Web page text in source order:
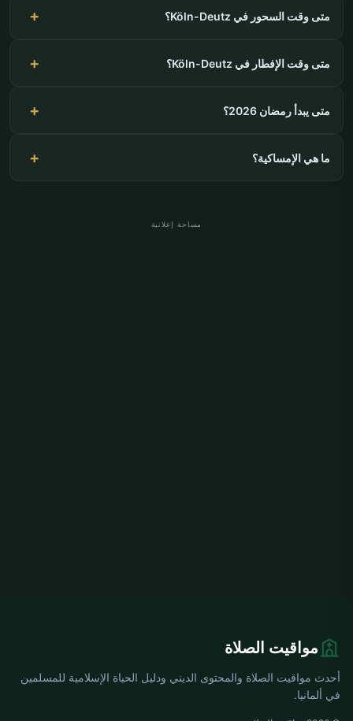
متى وقت السحور في Köln-Deutz؟
متى وقت الإفطار في Köln-Deutz؟
متى يبدأ رمضان 2026؟
ما هي الإمساكية؟
مساحة إعلانية
مواقيت الصلاة
أحدث مواقيت الصلاة والمحتوى الديني ودليل الحياة الإسلامية للمسلمين
في ألمانيا.